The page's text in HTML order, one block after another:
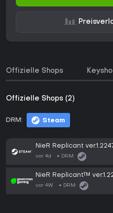
Offizielle Shops
Offizielle Shops (2)
DRM: Steam
NieR Replicant
vor 4d DRM:
NieR Replicant™
vor 4W DRM: